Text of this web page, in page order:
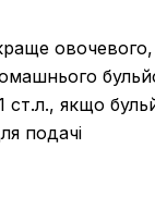
ст.л., якщо
подачі